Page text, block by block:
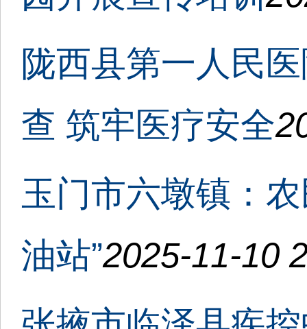
陇西县第一人民
查 筑牢医疗安全
玉门市六墩镇：
油站”2025-11-10